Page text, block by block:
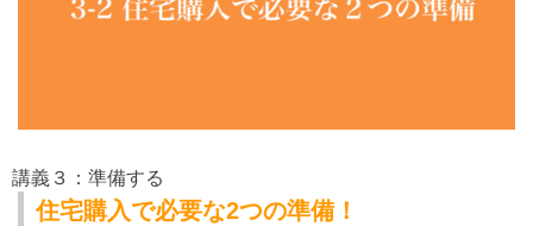
講義３：準備する
住宅購入で必要な2つの準備！